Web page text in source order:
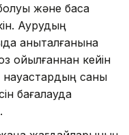
және басқа
Аурудың
анықталғанына
қойылғаннан кейін
саны
бағалауда